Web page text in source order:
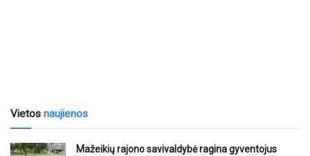
Vietos naujienos
Mažeikių rajono savivaldybė ragina gyventojus